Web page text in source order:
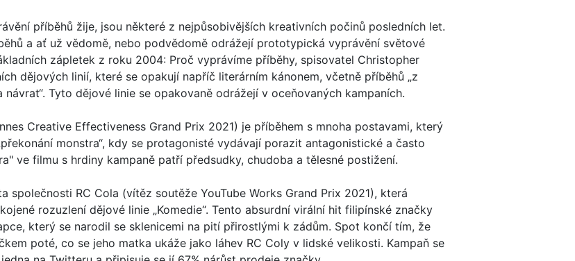
příběhů žije, jsou některé z nejpůsobivějších kreativních počinů posledních let.
a ať už vědomě, nebo podvědomě odrážejí prototypická vyprávění světové
zápletek z roku 2004: Proč vyprávíme příběhy, spisovatel Christopher
dějových linií, které se opakují napříč literárním kánonem, včetně příběhů „z
návrat“. Tyto dějové linie se opakovaně odrážejí v oceňovaných kampaních.
Creative Effectiveness Grand Prix 2021) je příběhem s mnoha postavami, který
monstra“, kdy se protagonisté vydávají porazit antagonistické a často
ve filmu s hrdiny kampaně patří předsudky, chudoba a tělesné postižení.
společnosti RC Cola (vítěz soutěže YouTube Works Grand Prix 2021), která
rozuzlení dějové linie „Komedie“. Tento absurdní virální hit filipínské značky
který se narodil se sklenicemi na pití přirostlými k zádům. Spot končí tím, že
poté, co se jeho matka ukáže jako láhev RC Coly v lidské velikosti. Kampaň se